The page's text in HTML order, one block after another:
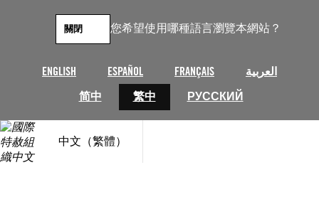
您希望使用哪種語言瀏覽本網站？
ENGLISH ESPAÑOL FRANÇAIS
العربية
简中
繁中 РУССКИЙ
關閉
中文（繁體）